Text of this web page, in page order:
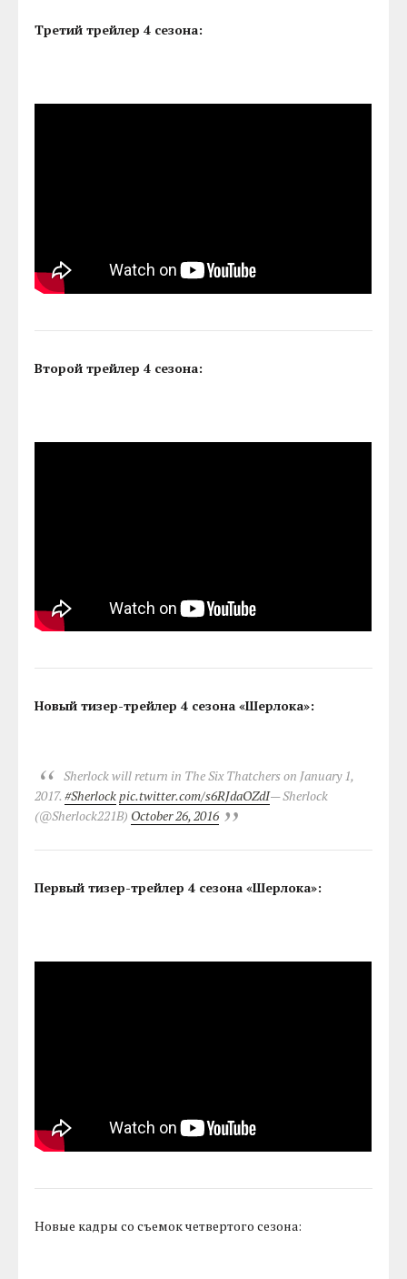
Третий трейлер 4 сезона:
Второй трейлер 4 сезона:
Новый тизер-трейлер 4 сезона «Шерлока»:
Sherlock will return in The Six Thatchers on January 1,
2017.#Sherlockpic.twitter.com/s6RJdaOZdI— Sherlock
(@Sherlock221B) October 26, 2016
Первый тизер-трейлер 4 сезона «Шерлока»:
Новые кадры со съемок четвертого сезона: